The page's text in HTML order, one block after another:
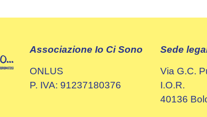
Associazione Io Ci Sono
ONLUS
P. IVA: 91237180376
Sede
Via G.C.
I.O.R.
40136